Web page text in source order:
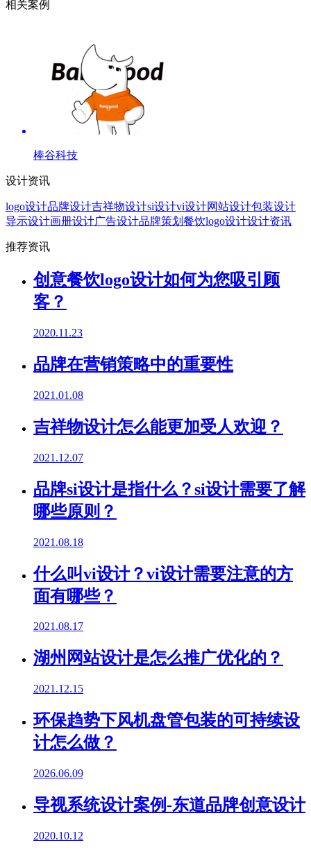
相关案例
棒谷科技
设计资讯
logo设计品牌设计吉祥物设计si设计vi设计网站设计包装设计
导示设计画册设计广告设计品牌策划 餐饮logo设计设计资讯
推荐资讯
创意餐饮logo设计如何为您吸引顾
客？
2020.11.23
品牌在营销策略中的重要性
2021.01.08
吉祥物设计怎么能更加受人欢迎？
2021.12.07
品牌si设计是指什么？si设计需要了解
哪些原则？
2021.08.18
什么叫vi设计？vi设计需要注意的方
面有哪些？
2021.08.17
湖州网站设计是怎么推广优化的？
2021.12.15
环保趋势下风机盘管包装的可持续设
计怎么做？
2026.06.09
导视系统设计案例-东道品牌创意设计
2020.10.12